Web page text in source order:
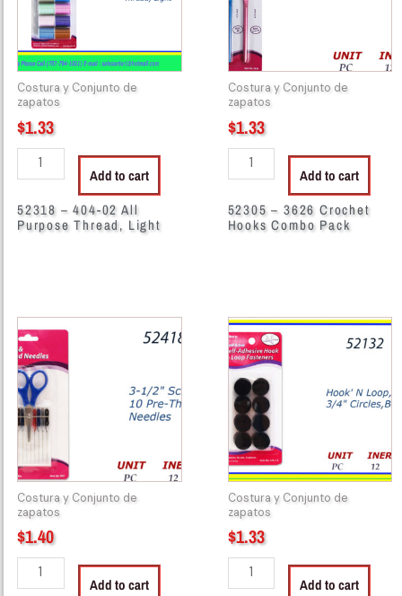
Costura y Conjunto de
zapatos
$1.33
Purpose
Thread,
Light
quantity
Add to cart
52318 – 404-02 All
Purpose Thread, Light
Costura y Conjunto de
zapatos
$1.33
Combo
Pack
quantity
Add to cart
52305 – 3626 Crochet
Hooks Combo Pack
Costura y Conjunto de
zapatos
$1.40
52418
-
803
Scissors
&
Threaded
Needles
quantity
Add to cart
Costura y Conjunto de
zapatos
$1.33
52132
-
HOOK
LOOP
FASTENERS
BLK
quantity
Add to cart